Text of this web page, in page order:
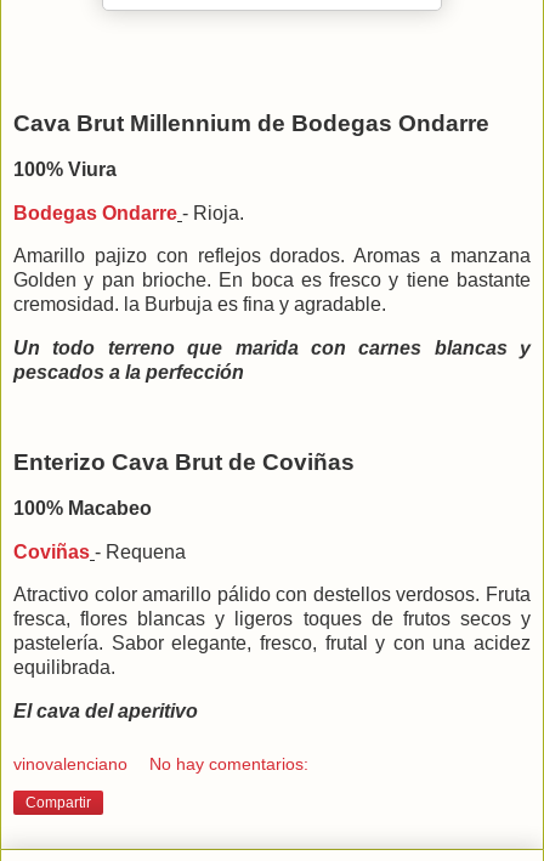
Cava Brut Millennium de Bodegas Ondarre
100% Viura
Bodegas Ondarre - Rioja.
Amarillo pajizo con reflejos dorados. Aromas a manzana
Golden y pan brioche. En boca es fresco y tiene bastante
cremosidad. la Burbuja es fina y agradable.
Un todo terreno que marida con carnes blancas y
pescados a la perfección
Enterizo Cava Brut de Coviñas
100% Macabeo
Coviñas - Requena
Atractivo color amarillo pálido con destellos verdosos. Fruta
fresca, flores blancas y ligeros toques de frutos secos y
pastelería. Sabor elegante, fresco, frutal y con una acidez
equilibrada.
El cava del aperitivo
vinovalenciano No hay comentarios:
Compartir